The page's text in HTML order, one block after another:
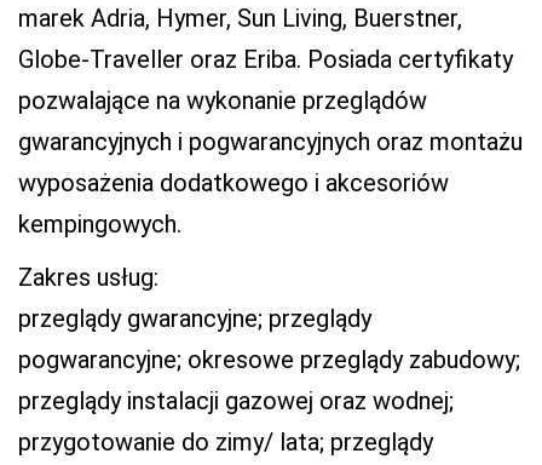
marek Adria, Hymer, Sun Living, Buerstner,
Globe-Traveller oraz Eriba. Posiada certyfikaty
pozwalające na wykonanie przeglądów
gwarancyjnych i pogwarancyjnych oraz montażu
wyposażenia dodatkowego i akcesoriów
kempingowych.
Zakres usług:
przeglądy gwarancyjne; przeglądy
pogwarancyjne; okresowe przeglądy zabudowy;
przeglądy instalacji gazowej oraz wodnej;
przygotowanie do zimy/ lata; przeglądy